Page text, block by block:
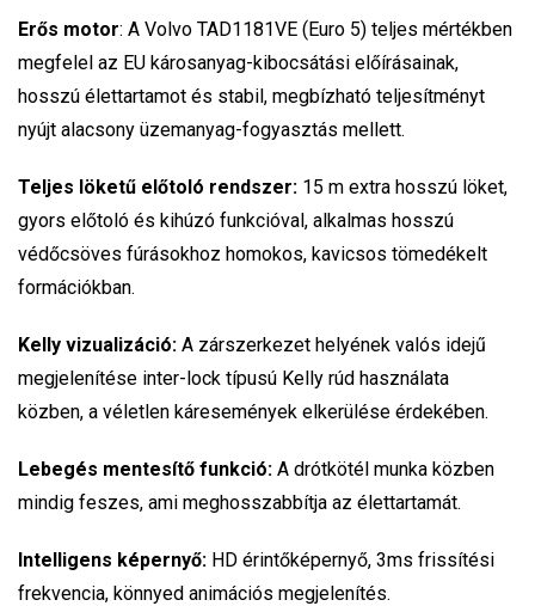
Erős motor: A Volvo TAD1181VE (Euro 5) teljes mértékben
megfelel az EU károsanyag-kibocsátási előírásainak,
hosszú élettartamot és stabil, megbízható teljesítményt
nyújt alacsony üzemanyag-fogyasztás mellett.
Teljes löketű előtoló rendszer: 15 m extra hosszú löket,
gyors előtoló és kihúzó funkcióval, alkalmas hosszú
védőcsöves fúrásokhoz homokos, kavicsos tömedékelt
formációkban.
Kelly vizualizáció: A zárszerkezet helyének valós idejű
megjelenítése inter-lock típusú Kelly rúd használata
közben, a véletlen káresemények elkerülése érdekében.
Lebegés mentesítő funkció: A drótkötél munka közben
mindig feszes, ami meghosszabbítja az élettartamát.
Intelligens képernyő: HD érintőképernyő, 3ms frissítési
frekvencia, könnyed animációs megjelenítés.